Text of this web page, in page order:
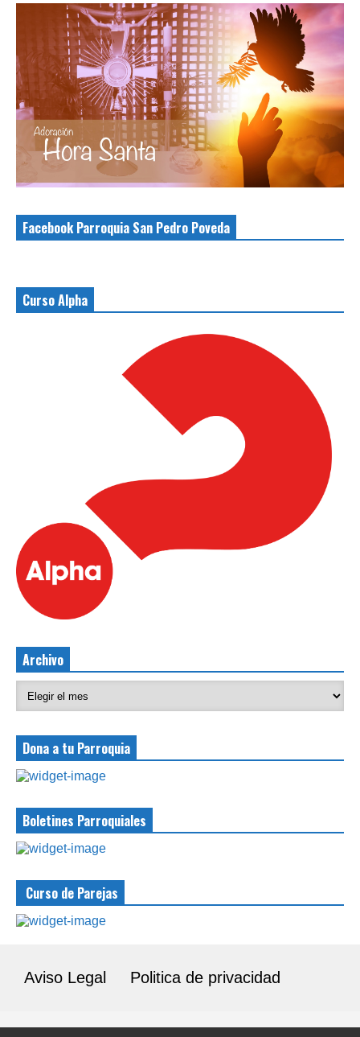
Facebook Parroquia San Pedro Poveda
Curso Alpha
Archivo
Dona a tu Parroquia
Boletines Parroquiales
Curso de Parejas
Aviso Legal Politica de privacidad